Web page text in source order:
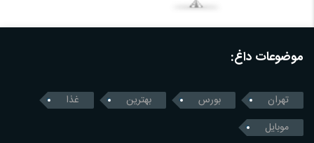
موضوعات داغ:
تهران بورس بهترین
غذا
موبایل